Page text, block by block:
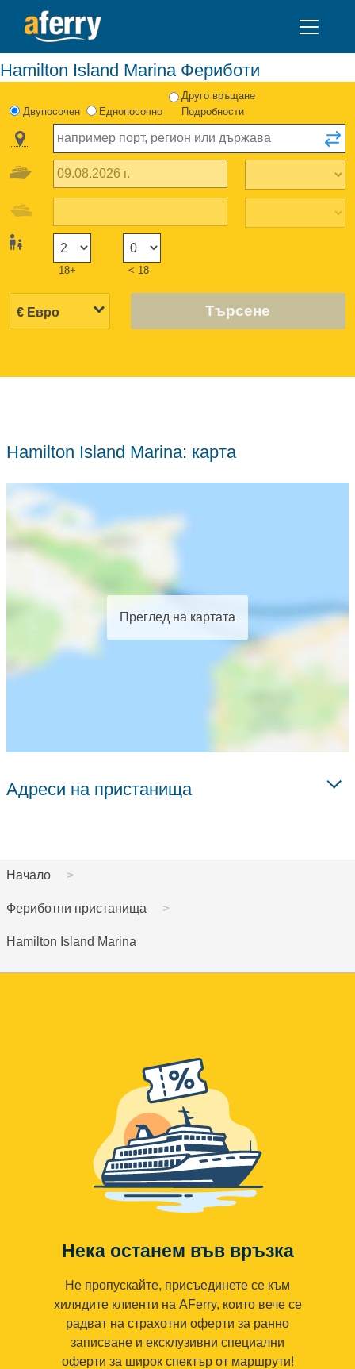
Hamilton Island Marina Фериботи
Двупосочен Еднопосочно
Друго връщане
Подробности
18+ < 18
Търсене
Hamilton Island Marina: карта
Преглед на картата
Адреси на пристанища
Начало
Фериботни пристанища
Hamilton Island Marina
Нека останем във връзка
Не пропускайте, присъединете се към
хилядите клиенти на AFerry, които вече се
радват на страхотни оферти за ранно
записване и ексклузивни специални
оферти за широк спектър от маршрути!